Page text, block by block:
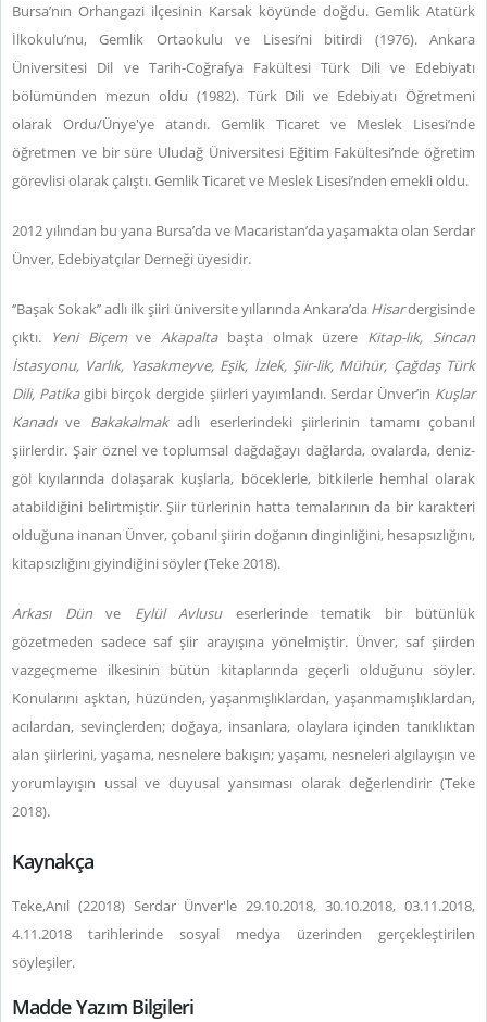
Bursa’nın Orhangazi ilçesinin Karsak köyünde doğdu. Gemlik Atatürk
İlkokulu’nu, Gemlik Ortaokulu ve Lisesi’ni bitirdi (1976). Ankara
Üniversitesi Dil ve Tarih-Coğrafya Fakültesi Türk Dili ve Edebiyatı
bölümünden mezun oldu (1982). Türk Dili ve Edebiyatı Öğretmeni
olarak Ordu/Ünye'ye atandı. Gemlik Ticaret ve Meslek Lisesi’nde
öğretmen ve bir süre Uludağ Üniversitesi Eğitim Fakültesi’nde öğretim
görevlisi olarak çalıştı. Gemlik Ticaret ve Meslek Lisesi’nden emekli oldu.
2012 yılından bu yana Bursa’da ve Macaristan’da yaşamakta olan Serdar
Ünver, Edebiyatçılar Derneği üyesidir.
‘’Başak Sokak’’ adlı ilk şiiri üniversite yıllarında Ankara’daHisardergisinde
çıktı.
Yeni BiçemveAkapalta başta olmak üzere Kitap-lık, Sincan
İstasyonu, Varlık, Yasakmeyve, Eşik, İzlek, Şiir-lik, Mühür, Çağdaş Türk
Dili, Patika gibi birçok dergide şiirleri yayımlandı. Serdar Ünver’in Kuşlar
Kanadıve Bakakalmakadlı eserlerindeki şiirlerinin tamamı çobanıl
şiirlerdir. Şair öznel ve toplumsal dağdağayı dağlarda, ovalarda, deniz-
göl kıyılarında dolaşarak kuşlarla, böceklerle, bitkilerle hemhal olarak
atabildiğini belirtmiştir. Şiir türlerinin hatta temalarının da bir karakteri
olduğuna inanan Ünver, çobanıl şiirin doğanın dinginliğini, hesapsızlığını,
kitapsızlığını giyindiğini söyler (Teke 2018).
Arkası Dün ve Eylül Avlusu eserlerinde tematik bir bütünlük
gözetmeden sadece saf şiir arayışına yönelmiştir. Ünver, saf şiirden
vazgeçmeme ilkesinin bütün kitaplarında geçerli olduğunu söyler.
Konularını aşktan, hüzünden, yaşanmışlıklardan, yaşanmamışlıklardan,
acılardan, sevinçlerden; doğaya, insanlara, olaylara içinden tanıklıktan
alan şiirlerini, yaşama, nesnelere bakışın; yaşamı, nesneleri algılayışın ve
yorumlayışın ussal ve duyusal yansıması olarak değerlendirir (Teke
2018).
Kaynakça
Teke,Anıl (22018) Serdar Ünver'le 29.10.2018, 30.10.2018, 03.11.2018,
4.11.2018 tarihlerinde sosyal medya üzerinden gerçekleştirilen
söyleşiler.
Madde Yazım Bilgileri